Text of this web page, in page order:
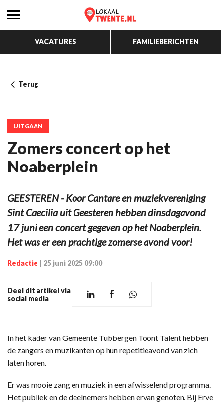
VACATURES FAMILIEBERICHTEN
Terug
UITGAAN
Zomers concert op het
Noaberplein
GEESTEREN - Koor Cantare en muziekvereniging
Sint Caecilia uit Geesteren hebben dinsdagavond
17 juni een concert gegeven op het Noaberplein.
Het was er een prachtige zomerse avond voor!
Redactie 25 juni 2025 09:00
Deel dit artikel via
social media
In het kader van Gemeente Tubbergen Toont Talent hebben
de zangers en muzikanten op hun repetitieavond van zich
laten horen.
Er was mooie zang en muziek in een afwisselend programma.
Het publiek en de deelnemers hebben ervan genoten. Bij Erve